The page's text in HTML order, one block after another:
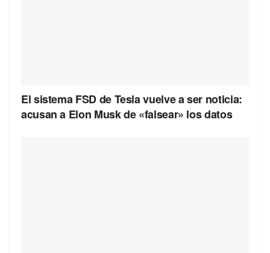
El sistema FSD de Tesla vuelve a ser noticia:
acusan a Elon Musk de «falsear» los datos